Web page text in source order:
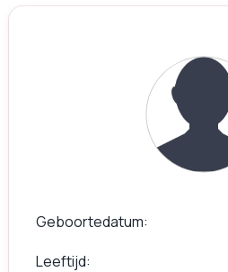
Geboortedatum
Leeftijd